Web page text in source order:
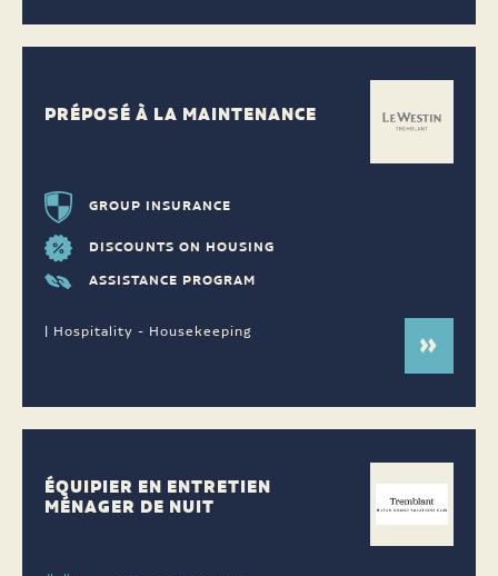
PRÉPOSÉ À LA MAINTENANCE
GROUP INSURANCE
DISCOUNTS ON HOUSING
ASSISTANCE PROGRAM
| Hospitality - Housekeeping
ÉQUIPIER EN ENTRETIEN
MÉNAGER DE NUIT